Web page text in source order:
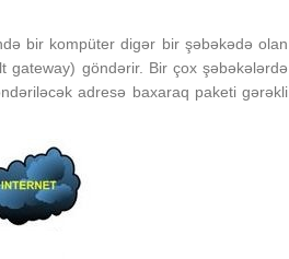
bir kompüter digər bir şəbəkədə olan
gateway) göndərir. Bir çox şəbəkələrdə
adresə baxaraq paketi gərəkli